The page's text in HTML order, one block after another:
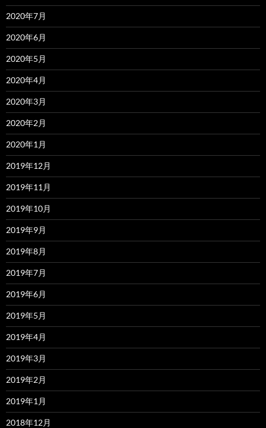
2020年7月
2020年6月
2020年5月
2020年4月
2020年3月
2020年2月
2020年1月
2019年12月
2019年11月
2019年10月
2019年9月
2019年8月
2019年7月
2019年6月
2019年5月
2019年4月
2019年3月
2019年2月
2019年1月
2018年12月